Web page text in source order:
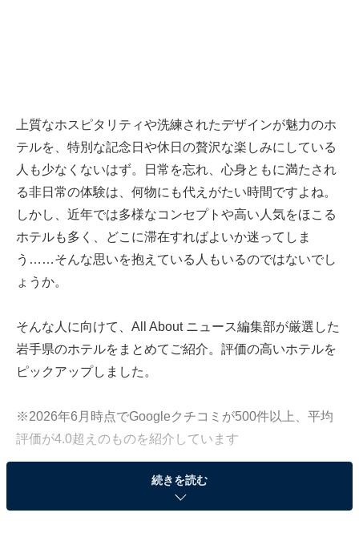
上質なホスピタリティや洗練されたデザインが魅力のホ
テルを、特別な記念日や休日の贅沢な楽しみにしている
人も少なくないはず。日常を忘れ、心身ともに満たされ
る非日常の体験は、何物にも代えがたい時間ですよね。
しかし、近年では多様なコンセプトや高い人気をほこる
ホテルも多く、どこに滞在すればよいか迷ってしま
う……そんな思いを抱えている人もいるのではないでし
ょうか。
そんな人に向けて、All About ニュース編集部が厳選した
岩手県のホテルをまとめてご紹介。評価の高いホテルを
ピックアップしました。
※2026年6月時点でGoogleクチコミが500件以上、平均
評価が4.0超えのものを紹介しています
この記事の執筆者： All About ニュース お買
いもの部
続きを読む